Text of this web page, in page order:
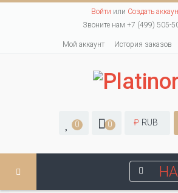
Войти или Создать
Звоните нам +7 (499) 505-
Мой аккаунт История заказов
0 0 ₽ RUB